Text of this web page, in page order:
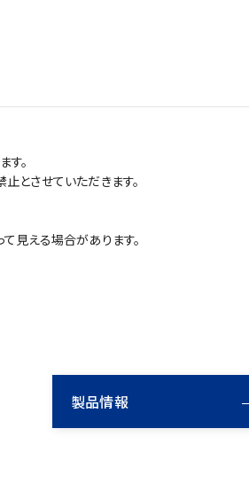
。
とさせていただきます。
見える場合があります。
製品情報